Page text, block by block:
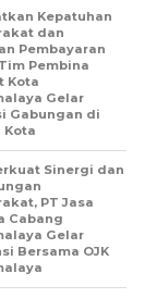
Kepatuhan
dan
Pembayaran
Pembina
Kota
Gelar
Gabungan di
Kota
Sinergi dan
PT Jasa
Cabang
Gelar
Bersama OJK